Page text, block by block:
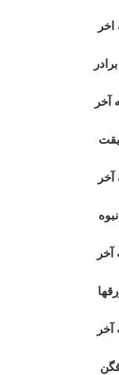
آخر
آخر
آخر
آخر